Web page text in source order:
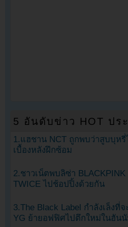
5 อันดับข่าว HOT ปร
1.แฮชาน NCT ถูกพบว่าสูบบุห
เบื้องหลังฝึกซ้อม
2.ชาวเน็ตพบลิซ่า
TWICE ไปช้อปปิ้งด้วยกัน
3.The Black Label กำลังเล็งที่
YG ย้ายอฟฟิศไปตึกใหม่ในฮัน